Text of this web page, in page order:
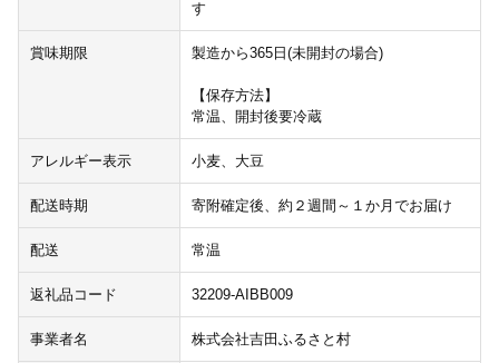
す
賞味期限 製造から365日(未開封の場合)
【保存方法】
常温、開封後要冷蔵
アレルギー表示 小麦、大豆
配送時期 寄附確定後、約２週間～１か月でお届け
配送 常温
返礼品コード 32209-AIBB009
事業者名 株式会社吉田ふるさと村